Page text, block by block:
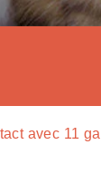
avec 11